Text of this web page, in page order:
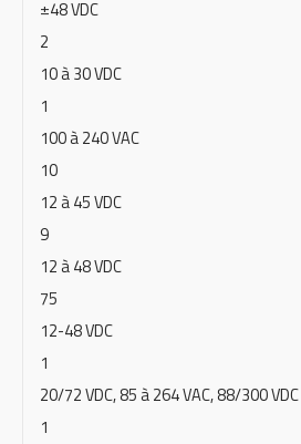
±48 VDC
2
10 à 30 VDC
1
100 à 240 VAC
10
12 à 45 VDC
9
12 à 48 VDC
75
12-48 VDC
1
20/72 VDC, 85 à 264 VAC, 88/300 VDC
1